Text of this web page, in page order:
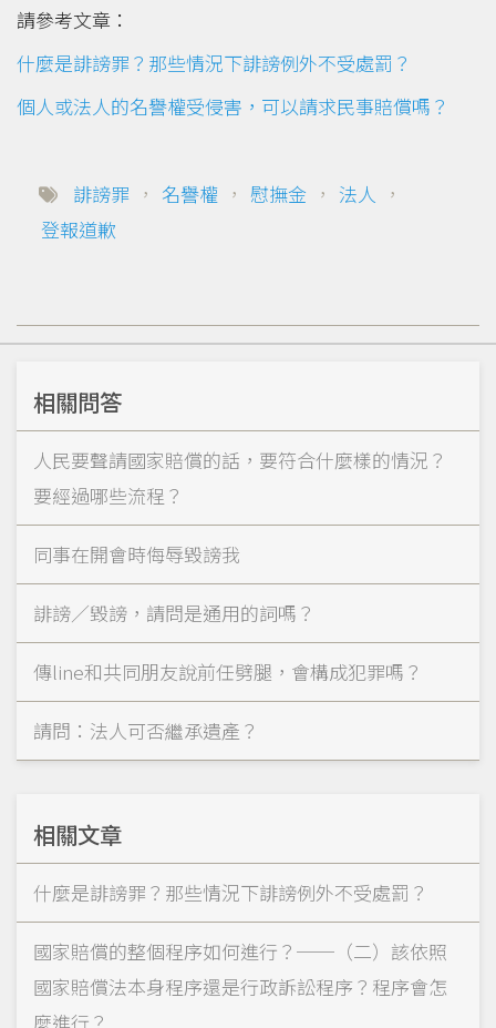
請參考文章：
什麼是誹謗罪？那些情況下誹謗例外不受處罰？
個人或法人的名譽權受侵害，可以請求民事賠償嗎？
誹謗罪 ， 名譽權 ， 慰撫金 ， 法人
，
登報道歉
相關問答
人民要聲請國家賠償的話，要符合什麼樣的情況？
要經過哪些流程？
同事在開會時侮辱毀謗我
誹謗／毀謗，請問是通用的詞嗎？
傳line和共同朋友說前任劈腿，會構成犯罪嗎？
請問：法人可否繼承遺產？
相關文章
什麼是誹謗罪？那些情況下誹謗例外不受處罰？
國家賠償的整個程序如何進行？──（二）該依照
國家賠償法本身程序還是行政訴訟程序？程序會怎
麼進行？